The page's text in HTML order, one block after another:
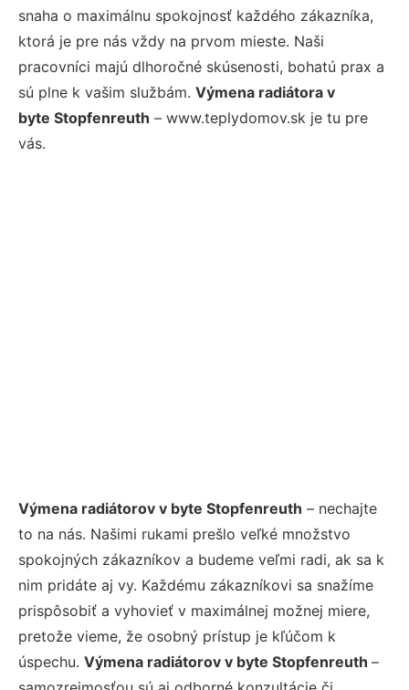
snaha o maximálnu spokojnosť každého zákazníka,
ktorá je pre nás vždy na prvom mieste. Naši
pracovníci majú dlhoročné skúsenosti, bohatú prax a
sú plne k vašim službám. Výmena radiátora v
byte Stopfenreuth – www.teplydomov.sk je tu pre
vás.
Výmena radiátorov v byte Stopfenreuth – nechajte
to na nás. Našimi rukami prešlo veľké množstvo
spokojných zákazníkov a budeme veľmi radi, ak sa k
nim pridáte aj vy. Každému zákazníkovi sa snažíme
prispôsobiť a vyhovieť v maximálnej možnej miere,
pretože vieme, že osobný prístup je kľúčom k
úspechu. Výmena radiátorov v byte Stopfenreuth –